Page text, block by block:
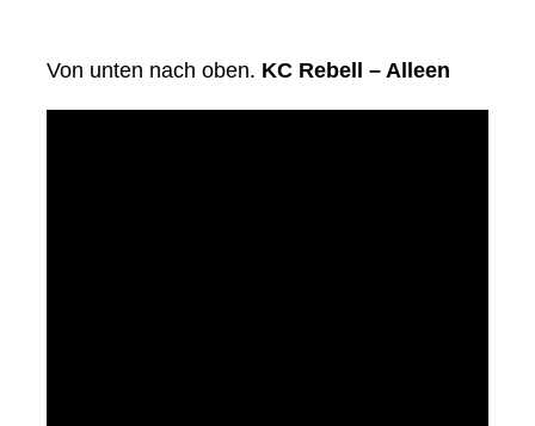
Von unten nach oben. KC Rebell – Alleen